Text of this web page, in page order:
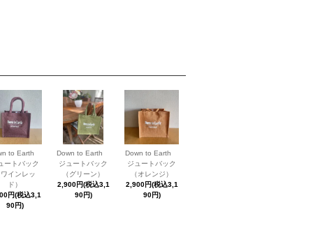
to Earth
ートバック
ワインレッ
ド）
円(税込3,1
90円)
Down to Earth
ジュートバック
（グリーン）
2,900円(税込3,1
90円)
Down to Earth
ジュートバック
（オレンジ）
2,900円(税込3,1
90円)